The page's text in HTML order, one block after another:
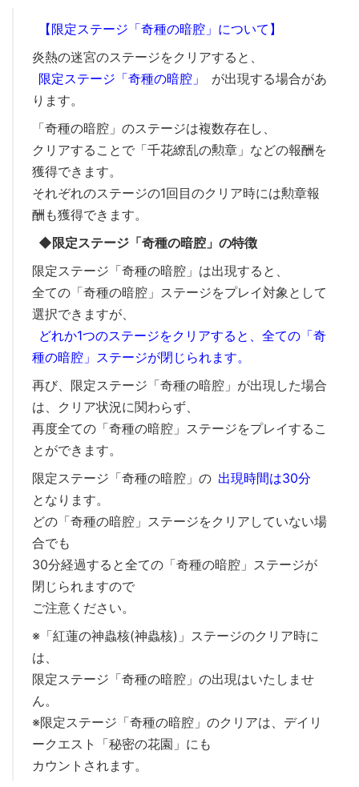
【限定ステージ「奇種の暗腔」について】
炎熱の迷宮のステージをクリアすると、
限定ステージ「奇種の暗腔」
が出現する場合があ
ります。
「奇種の暗腔」のステージは複数存在し、
クリアすることで「千花繚乱の勲章」などの報酬を
獲得できます。
それぞれのステージの1回目のクリア時には勲章報
酬も獲得できます。
◆限定ステージ「奇種の暗腔」の特徴
限定ステージ「奇種の暗腔」は出現すると、
全ての「奇種の暗腔」ステージをプレイ対象として
選択できますが、
どれか1つのステージをクリアすると、全ての「奇
種の暗腔」ステージが閉じられます。
再び、限定ステージ「奇種の暗腔」が出現した場合
は、クリア状況に関わらず、
再度全ての「奇種の暗腔」ステージをプレイするこ
とができます。
限定ステージ「奇種の暗腔」の 出現時間は30分
となります。
どの「奇種の暗腔」ステージをクリアしていない場
合でも
30分経過すると全ての「奇種の暗腔」ステージが
閉じられますので
ご注意ください。
※「紅蓮の神蟲核(神蟲核)」ステージのクリア時に
は、
限定ステージ「奇種の暗腔」の出現はいたしませ
ん。
※限定ステージ「奇種の暗腔」のクリアは、デイリ
ークエスト「秘密の花園」にも
カウントされます。